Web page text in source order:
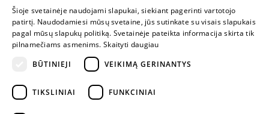
NENUSTOK
ŽAISTI
+370 600 84088
info@fantazijos.lt
Šioje svetainėje naudojami slapukai, siekiant pagerinti vartotojo
patirtį. Naudodamiesi mūsų svetaine, jūs sutinkate su visais slapukais
pagal mūsų slapukų politiką. Svetainėje pateikta informacija skirta tik
pilnamečiams asmenims. Skaityti daugiau
BŪTINIEJI
VEIKIMĄ GERINANTYS
TIKSLINIAI FUNKCINIAI